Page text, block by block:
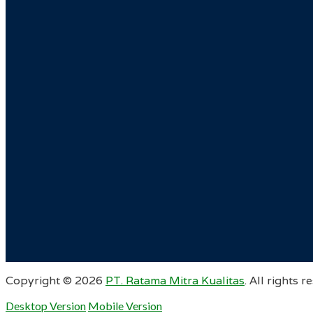
Copyright © 2026 PT. Ratama Mitra Kualitas. All rights
Desktop Version Mobile Version